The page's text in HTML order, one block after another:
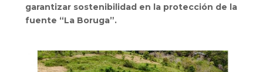
garantizar sostenibilidad en la protección de la
fuente “La Boruga”.